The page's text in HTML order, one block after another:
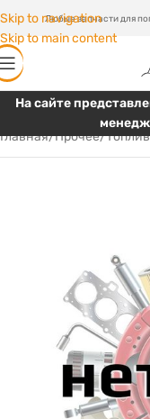
Skip to navigation
Skip to main content
Любые запчасти для
На сайте
Главная/Прочее/